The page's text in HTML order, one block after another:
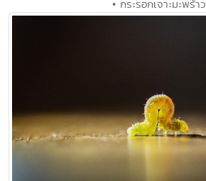
• กระรอกเจาะมะพร้าว